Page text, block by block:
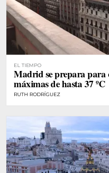
EL TIEMPO
Madrid se prepara
máximas de hasta 37 ºC
RUTH RODRÍGUEZ